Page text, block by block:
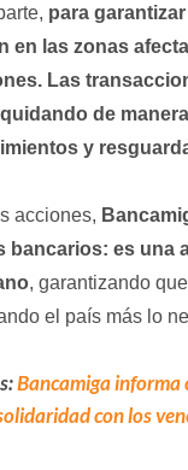
para
en las zonas
Las
de
y
acciones,
bancarios: es una
, garantizando
el país más lo
Bancamiga informa
con los